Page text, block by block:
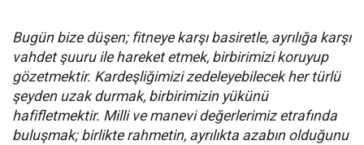
Bugün bize düşen; fitneye karşı basiretle, ayrılığa karşı
vahdet şuuru ile hareket etmek, birbirimizi koruyup
gözetmektir. Kardeşliğimizi zedeleyebilecek her türlü
şeyden uzak durmak, birbirimizin yükünü
hafifletmektir. Milli ve manevi değerlerimiz etrafında
buluşmak; birlikte rahmetin, ayrılıkta azabın olduğunu